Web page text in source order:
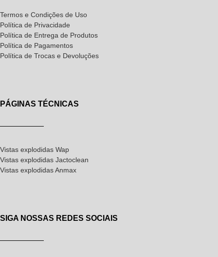
Termos e Condições de Uso
Política de Privacidade
Política de Entrega de Produtos
Política de Pagamentos
Política de Trocas e Devoluções
PÁGINAS TÉCNICAS
Vistas explodidas Wap
Vistas explodidas Jactoclean
Vistas explodidas Anmax
SIGA NOSSAS REDES SOCIAIS